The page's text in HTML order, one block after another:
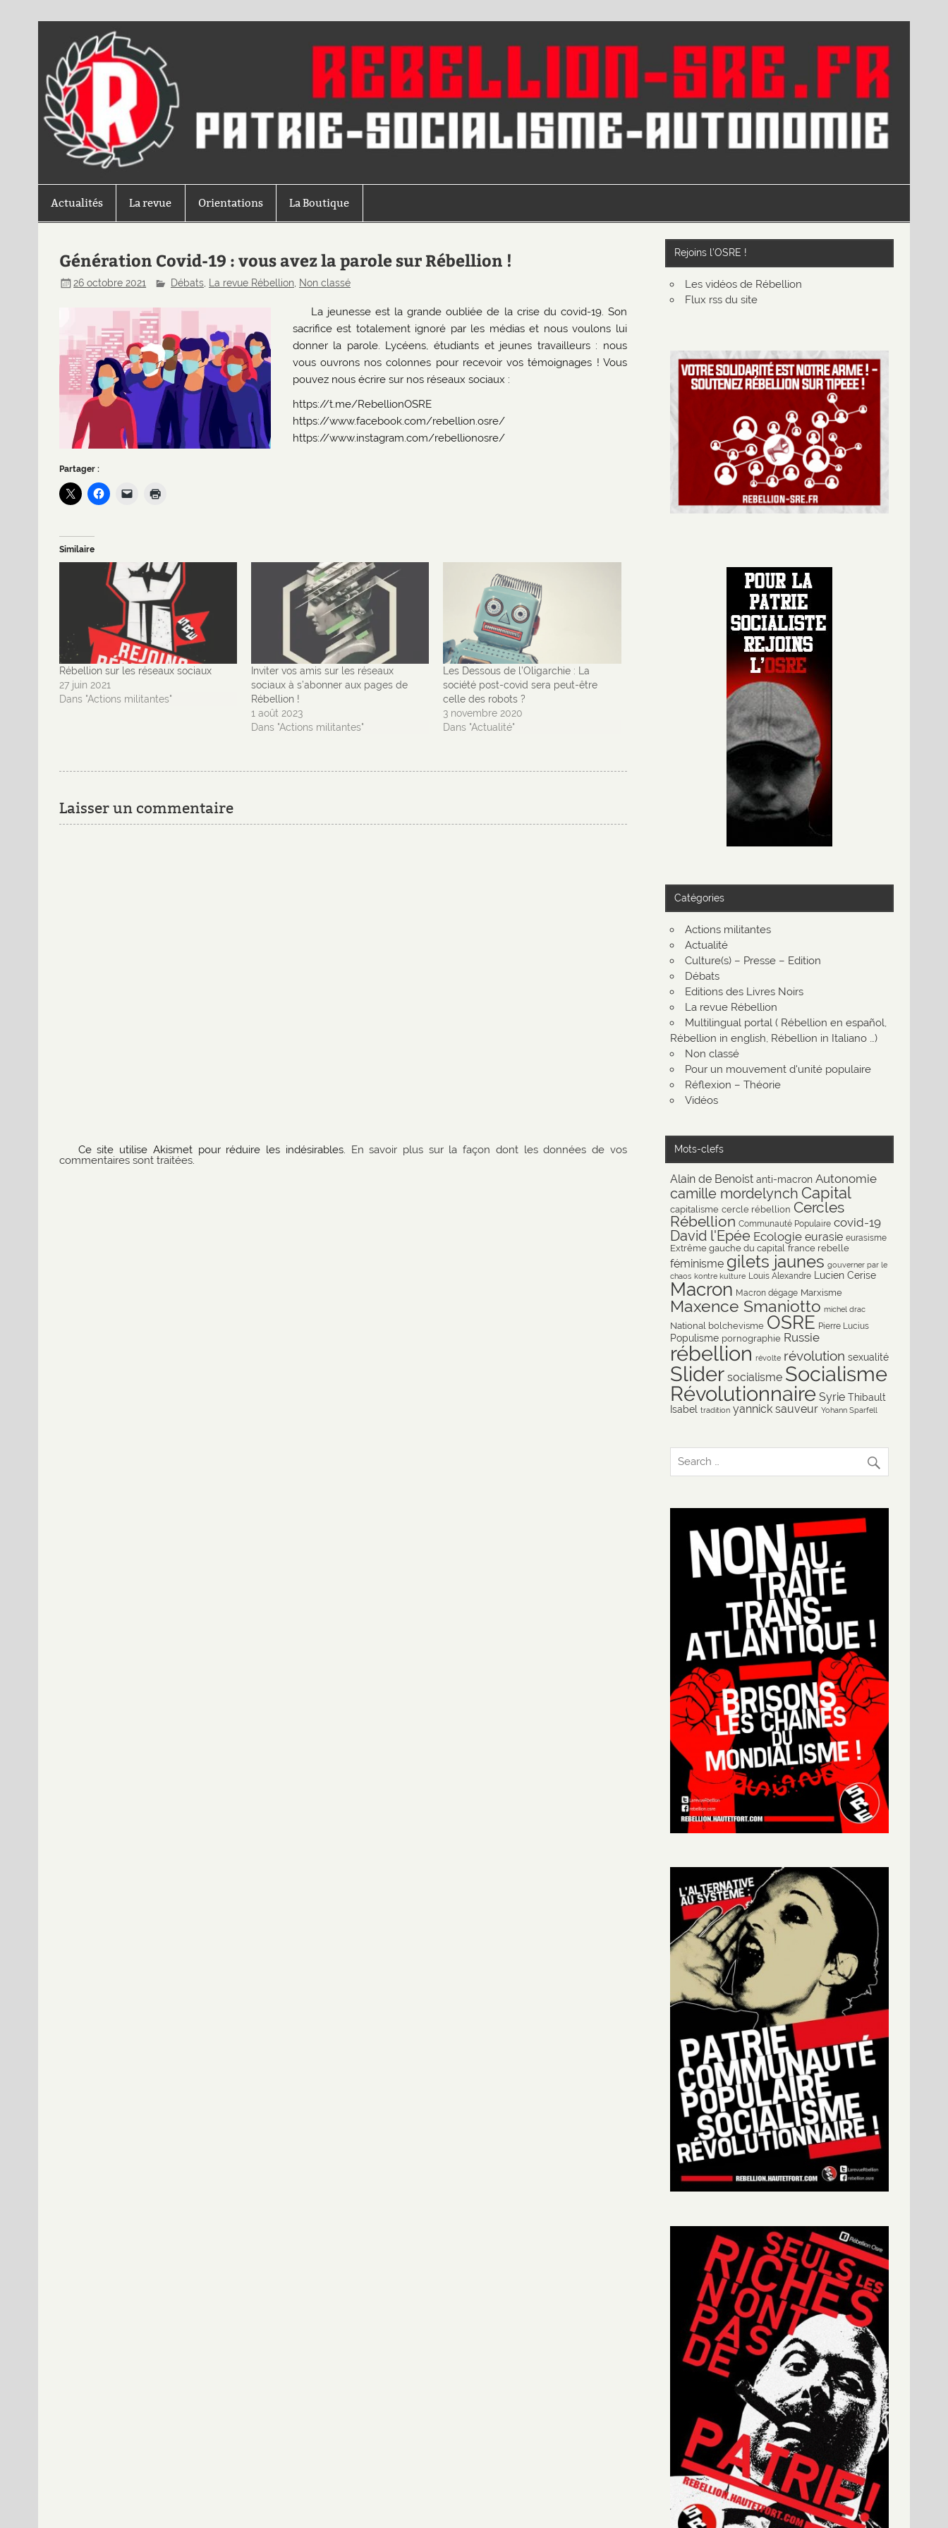
Actualités La revue Orientations La Boutique
Génération Covid-19 : vous avez la parole sur Rébellion !
26 octobre 2021 Débats, La revue Rébellion, Non classé
La jeunesse est la grande oubliée de la crise du covid-19. Son
sacrifice est totalement ignoré par les médias et nous voulons lui
donner la parole. Lycéens, étudiants et jeunes travailleurs : nous
vous ouvrons nos colonnes pour recevoir vos témoignages ! Vous
pouvez nous écrire sur nos réseaux sociaux :
https://t.me/RebellionOSRE
https://www.facebook.com/rebellion.osre/
https://www.instagram.com/rebellionosre/
Partager :
Similaire
Rébellion sur les réseaux sociaux
27 juin 2021
Dans "Actions militantes"
Inviter vos amis sur les réseaux
sociaux à s’abonner aux pages de
Rébellion !
1 août 2023
Dans "Actions militantes"
Les Dessous de l’Oligarchie : La
société post-covid sera peut-être
celle des robots ?
3 novembre 2020
Dans "Actualité"
Laisser un commentaire
Ce site utilise Akismet pour réduire les indésirables.
En savoir plus sur la façon dont les données de vos
commentaires sont traitées.
Rejoins l’OSRE !
Les vidéos de Rébellion
Flux rss du site
Catégories
Actions militantes
Actualité
Culture(s) – Presse – Edition
Débats
Editions des Livres Noirs
La revue Rébellion
Multilingual portal ( Rébellion en español,
Rébellion in english, Rébellion in Italiano …)
Non classé
Pour un mouvement d'unité populaire
Réflexion – Théorie
Vidéos
Mots-clefs
Alain de Benoist anti-macron Autonomie
camille mordelynch Capital
capitalisme cercle rébellion Cercles
Rébellion Communauté Populaire covid-19
David l'Epée Ecologie eurasie eurasisme
Extrême gauche du capital france rebelle
féminisme gilets jaunes gouverner par le
chaos kontre kulture Louis Alexandre Lucien Cerise
Macron Macron dégage Marxisme
Maxence Smaniotto michel drac
National bolchevisme OSRE Pierre Lucius
Populisme pornographie Russie
rébellion révolte révolution sexualité
Slider socialisme Socialisme
Révolutionnaire Syrie Thibault
Isabel tradition yannick sauveur Yohann Sparfell